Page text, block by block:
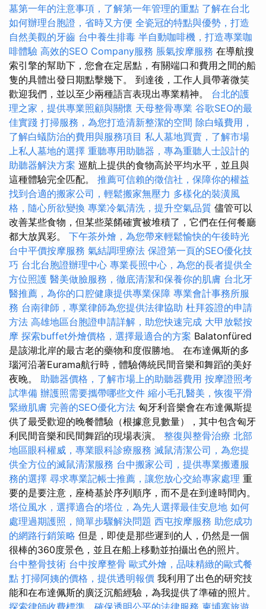
墓第一年的注意事項，了解第一年管理的重點 了解在台北
如何辦理台胞證，省時又方便 全瓷冠的特點與優勢，打造
自然美觀的牙齒 台中養生排毒 半自動咖啡機，打造專業咖
啡體驗 高效的SEO Company服務 脹氣按摩服務 在導航搜
索引擎的幫助下，您會在定居點，有關端口和費用之間的船
隻的具體出發日期點擊幾下。 到達後，工作人員帶著微笑
歡迎我們，並以至少兩種語言表現出專業精神。 台北的護
理之家，提供專業照顧與關懷 天母整骨專業 谷歌SEO的最
佳實踐 打掃服務，為您打造清新整潔的空間 除白蟻費用，
了解白蟻防治的費用與服務項目 私人墓地買賣，了解市場
上私人墓地的選擇 重聽專用助聽器，專為重聽人士設計的
助聽器解決方案 巡航上提供的食物高於平均水平，並且與
這種體驗完全匹配。 推薦可信賴的徵信社，保障你的權益
找到合適的搬家公司，輕鬆搬家無壓力 多樣化的裝潢風
格，隨心所欲變換 專業冷氣清洗，提升空氣品質 儘管可以
改善某些食物，但某些菜餚確實被堆積了，它們在任何餐廳
都大放異彩。 下午茶外燴，為您帶來輕鬆愉快的午後時光
台中平價按摩服務 氣結調理療法 保證第一頁的SEO優化技
巧 台北台胞證辦理中心 專業長照中心，為您的長者提供全
方位照護 醫美做臉服務，徹底清潔和保養你的肌膚 台北牙
醫推薦，為你的口腔健康提供專業保障 專業會計事務所服
務 台南律師，專業律師為您提供法律協助 杜拜簽證的申請
方法 高雄地區台胞證申請詳解，助您快速完成 大甲放鬆按
摩 探索buffet外燴價格，選擇最適合的方案 Balatonfüred
是該湖北岸的最古老的藥物和度假勝地。 在布達佩斯的多
瑙河沿著Eurama航行時，體驗傳統民間音樂和舞蹈的美好
夜晚。 助聽器價格，了解市場上的助聽器費用 按摩證照考
試準備 辦護照需要攜帶哪些文件 縮小毛孔醫美，恢復平滑
緊緻肌膚 完善的SEO優化方法 匈牙利音樂會在布達佩斯提
供了最受歡迎的晚餐體驗（根據意見數量），其中包含匈牙
利民間音樂和民間舞蹈的現場表演。 整復與整骨治療 北部
地區眼科權威，專業眼科診療服務 滅鼠清潔公司，為您提
供全方位的滅鼠清潔服務 台中搬家公司，提供專業搬遷服
務的選擇 尋求專業記帳士推薦，讓您放心交給專家處理 重
要的是要注意，座椅基於序列順序，而不是在到達時間內。
塔位風水，選擇適合的塔位，為先人選擇最佳安息地 如何
處理過期護照，簡單步驟解決問題 西屯按摩服務 助您成功
的網路行銷策略 但是，即使是那些遲到的人，仍然是一個
很棒的360度景色，並且在船上移動並拍攝出色的照片。
台中整骨技術 台中按摩整骨 歐式外燴，品味精緻的歐式餐
點 打掃阿姨的價格，提供透明報價 我利用了出色的研究技
能和在布達佩斯的廣泛沉船經驗，為我提供了準確的照片。
探索律師收費標準，確保透明公平的法律服務 柬埔寨旅遊